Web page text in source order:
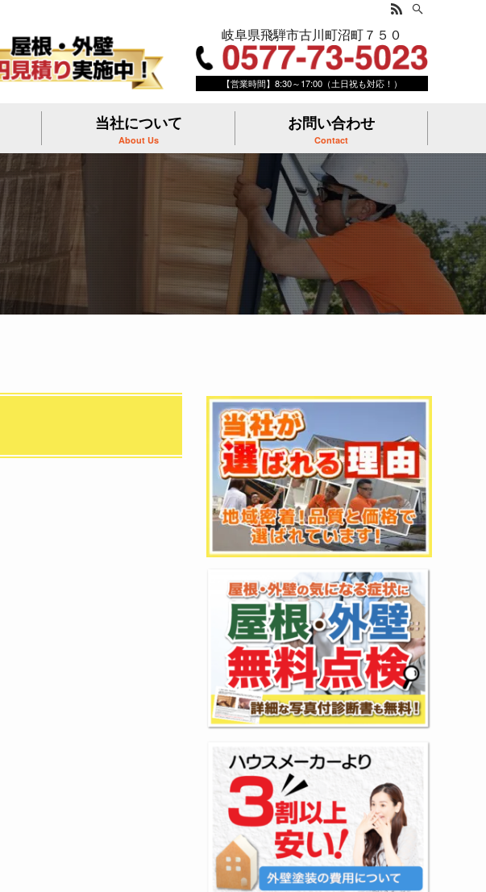
当社について
About Us
お問い合わせ
Contact
岐阜県飛騨市古川町沼町７５０
【営業時間】8:30～17:00（土日祝も対応！）